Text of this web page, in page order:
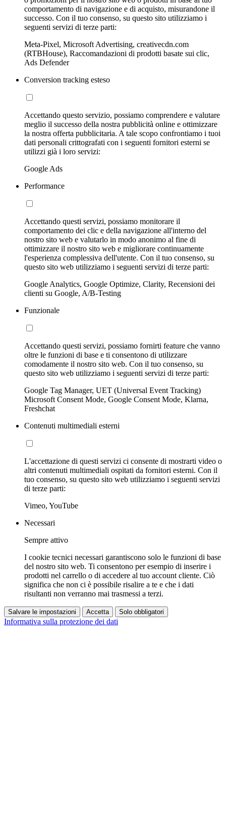
comportamento di navigazione e di acquisto, misurandone il
successo. Con il tuo consenso, su questo sito utilizziamo i
seguenti servizi di terze parti:
Meta-Pixel, Microsoft Advertising, creativecdn.com
(RTBHouse), Raccomandazioni di prodotti basate sui clic,
Ads Defender
Conversion tracking esteso
Accettando questo servizio, possiamo comprendere e valutare
meglio il successo della nostra pubblicità online e ottimizzare
la nostra offerta pubblicitaria. A tale scopo confrontiamo i tuoi
dati personali crittografati con i seguenti fornitori esterni se
utilizzi già i loro servizi:
Google Ads
Performance
Accettando questi servizi, possiamo monitorare il
comportamento dei clic e della navigazione all'interno del
nostro sito web e valutarlo in modo anonimo al fine di
ottimizzare il nostro sito web e migliorare continuamente
l'esperienza complessiva dell'utente. Con il tuo consenso, su
questo sito web utilizziamo i seguenti servizi di terze parti:
Google Analytics, Google Optimize, Clarity, Recensioni dei
clienti su Google, A/B-Testing
Funzionale
Accettando questi servizi, possiamo fornirti feature che vanno
oltre le funzioni di base e ti consentono di utilizzare
comodamente il nostro sito web. Con il tuo consenso, su
questo sito web utilizziamo i seguenti servizi di terze parti:
Google Tag Manager, UET (Universal Event Tracking)
Microsoft Consent Mode, Google Consent Mode, Klarna,
Freshchat
Contenuti multimediali esterni
L'accettazione di questi servizi ci consente di mostrarti video o
altri contenuti multimediali ospitati da fornitori esterni. Con il
tuo consenso, su questo sito web utilizziamo i seguenti servizi
di terze parti:
Vimeo, YouTube
Necessari
Sempre attivo
I cookie tecnici necessari garantiscono solo le funzioni di base
del nostro sito web. Ti consentono per esempio di inserire i
prodotti nel carrello o di accedere al tuo account cliente. Ciò
significa che non ci è possibile risalire a te e che i dati
risultanti non verranno mai trasmessi a terzi.
Salvare le impostazioni Accetta Solo obbligatori
Informativa sulla protezione dei dati